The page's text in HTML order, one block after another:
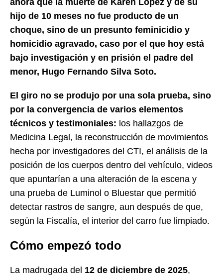
hijo de 10 meses no fue producto de un
choque, sino de un presunto feminicidio y
homicidio agravado, caso por el que hoy está
bajo investigación y en prisión el padre del
menor, Hugo Fernando Silva Soto.
El giro no se produjo por una sola prueba, sino
por la convergencia de varios elementos
técnicos y testimoniales: los hallazgos de
Medicina Legal, la reconstrucción de movimientos
hecha por investigadores del CTI, el análisis de la
posición de los cuerpos dentro del vehículo, videos
que apuntarían a una alteración de la escena y
una prueba de Luminol o Bluestar que permitió
detectar rastros de sangre, aun después de que,
según la Fiscalía, el interior del carro fue limpiado.
Cómo empezó todo
La madrugada del 12 de diciembre de 2025,